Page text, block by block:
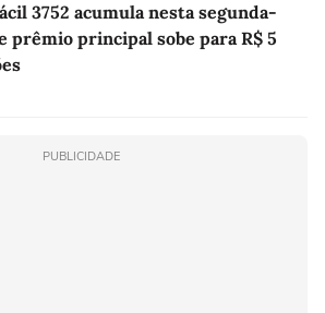
3752 acumula nesta segunda-
prêmio principal sobe para R$ 5
PUBLICIDADE